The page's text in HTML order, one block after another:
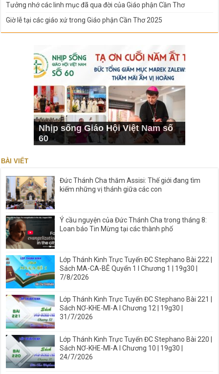
Tưởng nhớ các linh mục đã qua đời của Giáo phận Cần Thơ
Giờ lễ tại các giáo xứ trong Giáo phận Cần Thơ 2025
Nhịp sống Giáo Hội Việt Nam số
60
BÀI VIẾT
Đức Thánh Cha thăm Assisi: Thế giới đang tìm
kiếm những vị thánh giữa các con
Ý cầu nguyện của Đức Thánh Cha trong tháng 8:
Loan báo Tin Mừng tại các thành phố
Lớp Thánh Kinh Trực Tuyến ĐC Stephano Bài 222 |
Sách MA-CA-BÊ Quyển 1 I Chương 1 | 19g30 |
7/8/2026
Lớp Thánh Kinh Trực Tuyến ĐC Stephano Bài 221 |
Sách NƠ-KHE-MI-A I Chương 12 | 19g30 |
31/7/2026
Lớp Thánh Kinh Trực Tuyến ĐC Stephano Bài 220 |
Sách NƠ-KHE-MI-A I Chương 10 | 19g30 |
24/7/2026